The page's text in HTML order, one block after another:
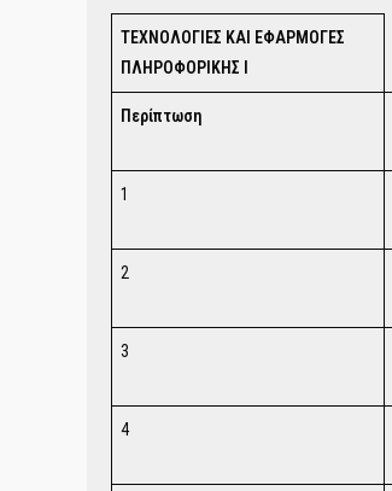
ΤΕΧΝΟΛΟΓΙΕΣ ΚΑΙ ΕΦΑΡΜΟΓΕΣ
ΠΛΗΡΟΦΟΡΙΚΗΣ Ι
Περίπτωση
1
2
3
4